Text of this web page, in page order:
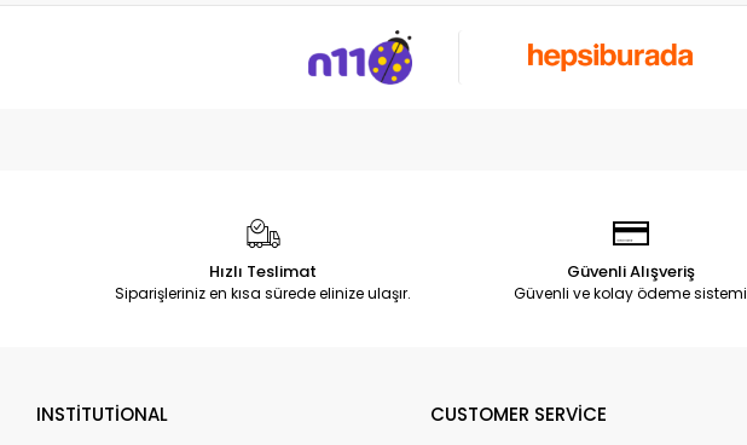
Hızlı Teslimat
Siparişleriniz en kısa sürede elinize ulaşır.
Güvenli Alışveriş
Güvenli ve kolay ödeme sistemi
INSTİTUTİONAL CUSTOMER SERVİCE